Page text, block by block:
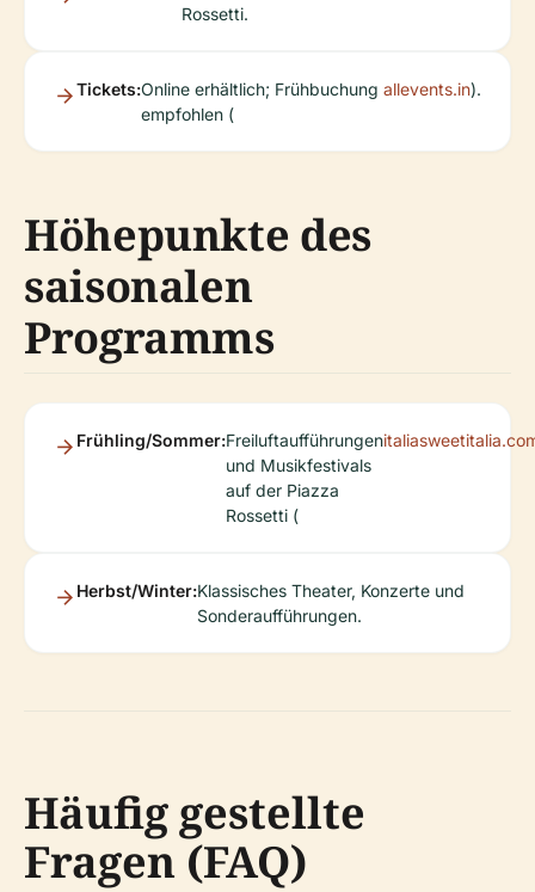
Rossetti.
Tickets:Online erhältlich; Frühbuchung
empfohlen (
allevents.in).
Höhepunkte des
saisonalen
Programms
Frühling/Sommer:Freiluftaufführungen
und Musikfestivals
auf der Piazza
Rossetti (
Herbst/Winter:Klassisches Theater, Konzerte und
Sonderaufführungen.
Häufig gestellte
Fragen (FAQ)